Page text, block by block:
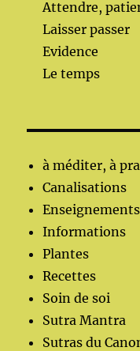
Attendre,
Laisser passer
Evidence
Le temps
à méditer, à
Canalisations
Enseignements
Informations
Plantes
Recettes
Soin de soi
Sutra Mantra
Sutras du